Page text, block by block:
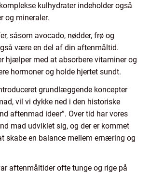
kulhydrater indeholder også
og mineraler.
såsom avocado, nødder, frø og
være en del af din aftenmåltid.
hjælper med at absorbere vitaminer og
hormoner og holde hjertet sundt.
grundlæggende koncepter
vil vi dykke ned i den historiske
aftenmad ideer”. Over tid har vores
mad udviklet sig, og der er kommet
skabe en balance mellem ernæring og
aftenmåltider ofte tunge og rige på